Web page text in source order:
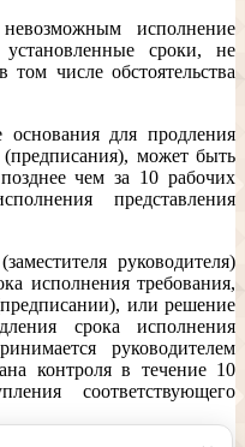
исполнение
установленные сроки, не
том числе обстоятельства
для продления
(предписания), может быть
чем за 10 рабочих
представления
руководителя)
исполнения требования,
или решение
срока исполнения
руководителем
контроля в течение 10
соответствующего